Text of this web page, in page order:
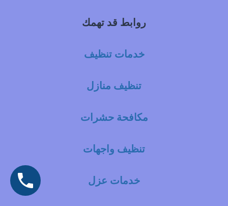
روابط قد تهمك
خدمات تنظيف
تنظيف منازل
مكافحة حشرات
تنظيف واجهات
خدمات عزل